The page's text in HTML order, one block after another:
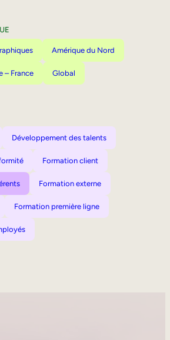
Amérique du Nord
– France Global
Développement des talents
Formation client
Formation externe
Formation première ligne